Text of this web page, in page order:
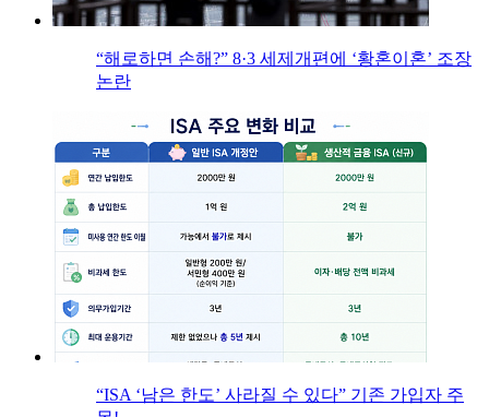
“해로하면 손해?” 8·3 세제개편에 ‘황혼이혼’ 조장
논란
“ISA ‘남은 한도’ 사라질 수 있다” 기존 가입자 주